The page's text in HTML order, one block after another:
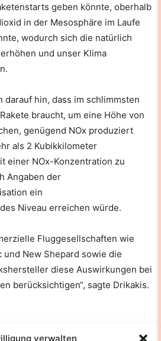
verwalten
geben könnte, oberhalb
in der Mesosphäre im Laufe
wodurch sich die natürlich
und unser Klima
darauf hin, dass im schlimmsten
braucht, um eine Höhe von
genügend NOx produziert
als 2 Kubikkilometer
einer NOx-Konzentration zu
Angaben der
ein
Niveau erreichen würde.
Fluggesellschaften wie
und New Shepard sowie die
diese Auswirkungen bei
berücksichtigen“, sagte Drikakis.